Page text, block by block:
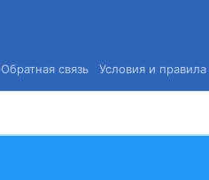
Обратная связь Условия и правила